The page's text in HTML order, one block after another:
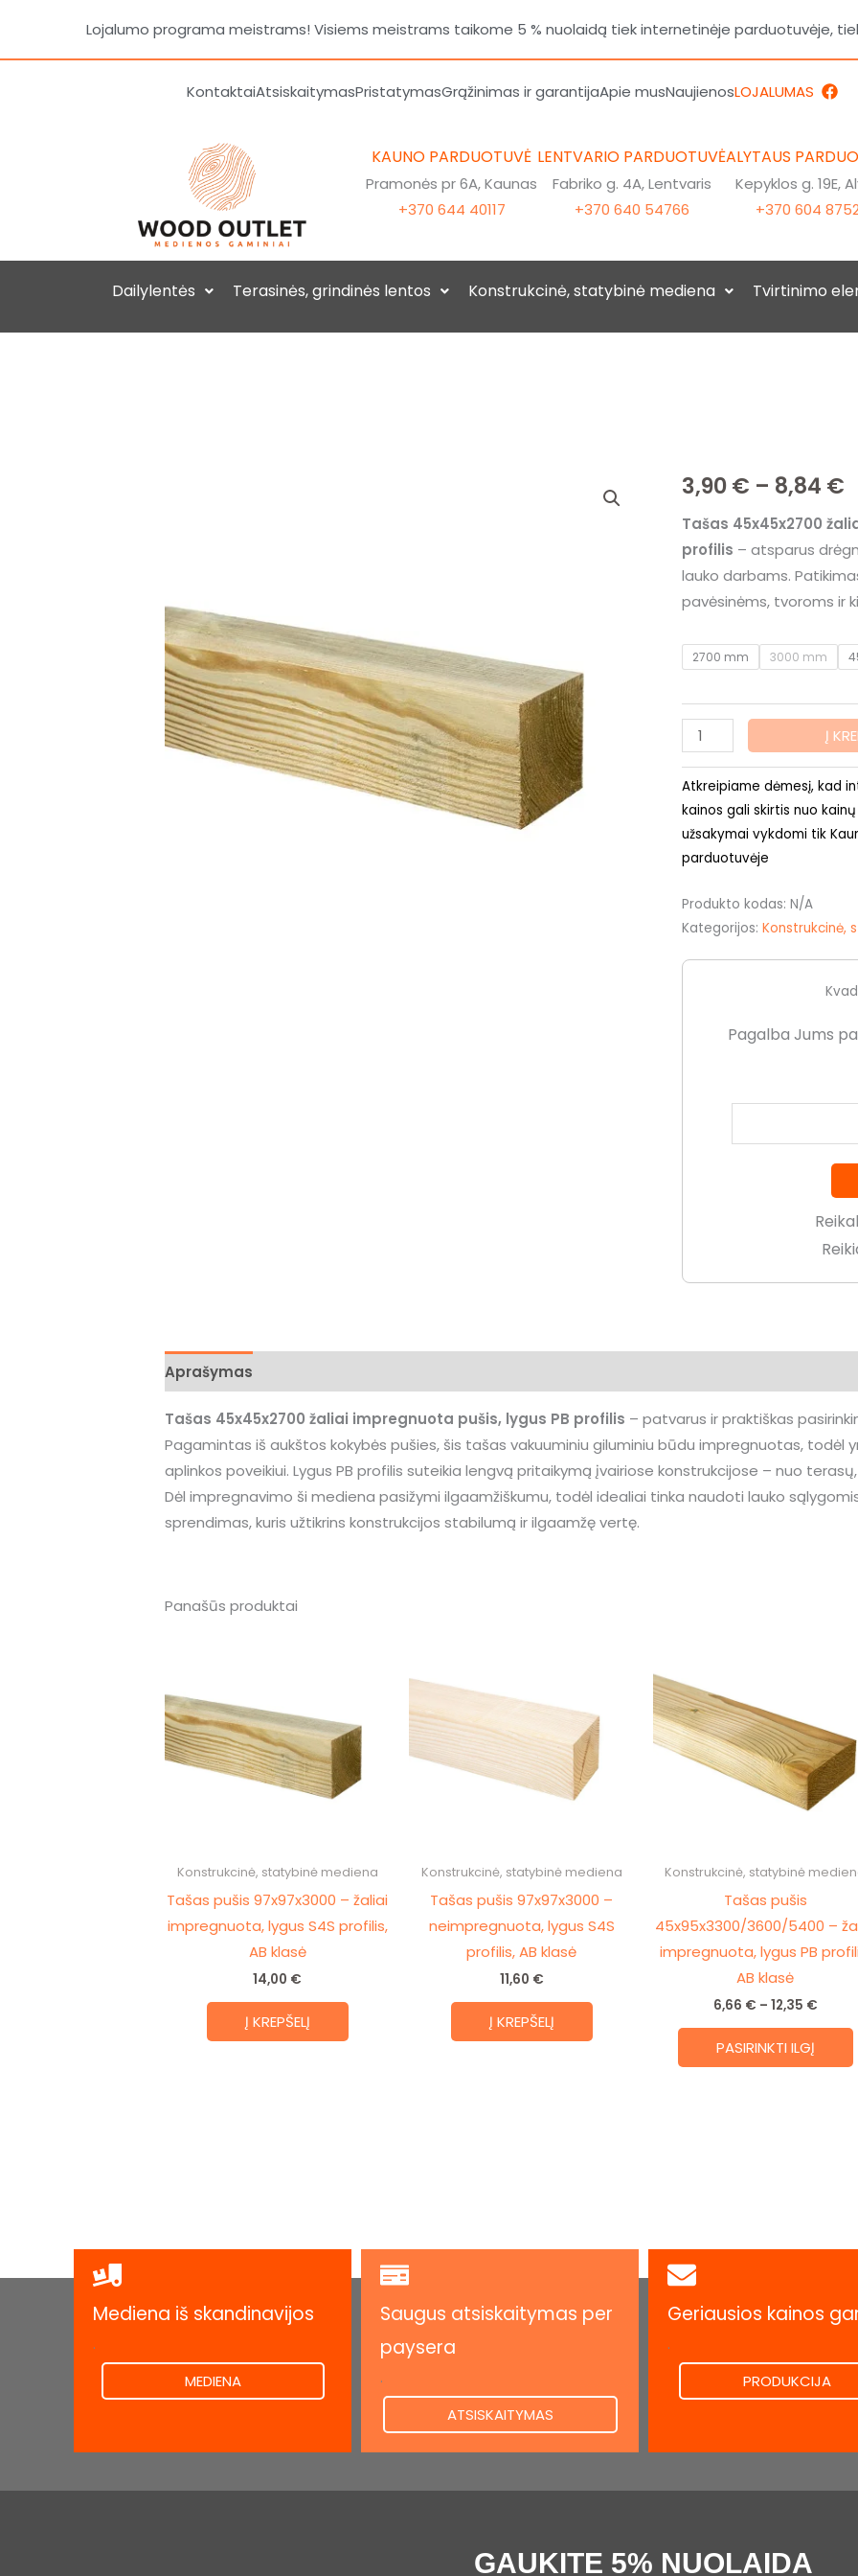
turinio
Lojalumo programa meistrams! Visiems meistrams taikome 5 % nuolaidą tiek internetinėje parduotuvėje,
KontaktaiAtsiskaitymasPristatymasGrąžinimas ir garantijaApie musNaujienosLOJALUMAS F
a
b
o
o
k
KAUNO PARDUOTUVĖ
Pramonės pr 6A, Kaunas
+370 644 40117
LENTVARIO PARDUOTUVĖ
Fabriko g. 4A, Lentvaris
+370 640 54766
ALYTAUS
Kepyklos g. 19E,
+370 604
Dailylentės Terasinės, grindinės lentos Konstrukcinė, statybinė mediena Tvirtinimo
3,90€ – 8,84 €
Tašas 45x45x2700
profilis – atsparus
lauko darbams.
pavėsinėms, tvoroms ir
2700 mm 3000 mm
produkto
Tašas
45x45x2700/3000/
žaliai
impregnuota
profilis
Į
Atkreipiame dėmesį, kad
kainos gali skirtis nuo
užsakymai vykdomi tik
parduotuvėje
Produkto kodas: N/A
Kategorijos: Konstrukcinė,
Pagalba Jums
Aprašymas
Tašas 45x45x2700 žaliai impregnuota pušis, lygus PB profilis – patvarus ir praktiškas
Pagamintas iš aukštos kokybės pušies, šis tašas vakuuminiu giluminiu būdu impregnuotas, todėl
aplinkos poveikiui. Lygus PB profilis suteikia lengvą pritaikymą įvairiose konstrukcijose – nuo
Dėl impregnavimo ši mediena pasižymi ilgaamžiškumu, todėl idealiai tinka naudoti lauko
sprendimas, kuris užtikrins konstrukcijos stabilumą ir ilgaamžę vertę.
Panašūs produktai
Konstrukcinė, statybinė mediena
Tašas pušis 97x97x3000 – žaliai
impregnuota, lygus S4S profilis,
AB klasė
14,00 €
Į KREPŠELĮ
Konstrukcinė, statybinė mediena
Tašas pušis 97x97x3000 –
neimpregnuota, lygus S4S
profilis, AB klasė
11,60 €
Į KREPŠELĮ
Konstrukcinė, statybinė
Tašas pušis
45x95x3300/3600/5400 –
impregnuota, lygus PB
AB klasė
6,66 € – 12,35 €
PASIRINKTI ILGĮ
Mediena iš skandinavijos
.
MEDIENA
Saugus atsiskaitymas per
paysera
.
ATSISKAITYMAS
Geriausios kainos
.
PRODUKCIJA
GAUKITE 5% NUOLAIDA